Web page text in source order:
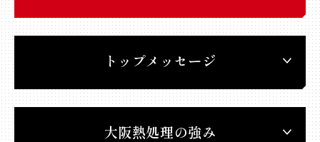
トップメッセージ
大阪熱処理の強み